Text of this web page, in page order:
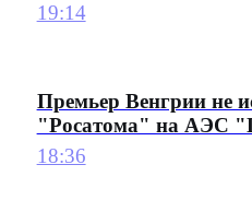
19:14
Премьер Венгрии не
"Росатома" на АЭС
18:36